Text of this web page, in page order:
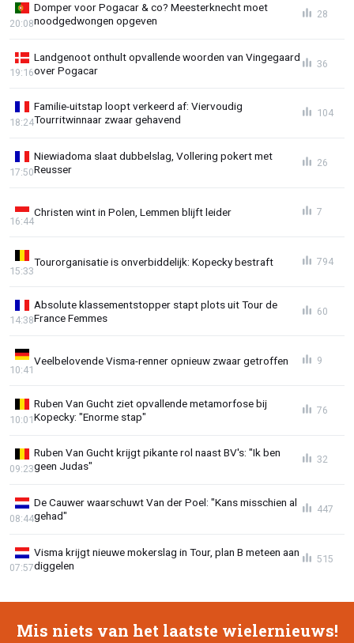
Domper voor Pogacar & co? Meesterknecht moet
noodgedwongen opgeven
20:08
28
Landgenoot onthult opvallende woorden van Vingegaard
over Pogacar
19:16
36
Familie-uitstap loopt verkeerd af: Viervoudig
Tourritwinnaar zwaar gehavend
18:24
104
Niewiadoma slaat dubbelslag, Vollering pokert met
Reusser
17:50
26
Christen wint in Polen, Lemmen blijft leider
16:44
7
Tourorganisatie is onverbiddelijk: Kopecky bestraft
15:33
794
Absolute klassementstopper stapt plots uit Tour de
France Femmes
14:38
60
Veelbelovende Visma-renner opnieuw zwaar getroffen
10:41
9
Ruben Van Gucht ziet opvallende metamorfose bij
Kopecky: "Enorme stap"
10:01
76
Ruben Van Gucht krijgt pikante rol naast BV's: "Ik ben
geen Judas"
09:23
32
De Cauwer waarschuwt Van der Poel: "Kans misschien al
gehad"
08:44
447
Visma krijgt nieuwe mokerslag in Tour, plan B meteen aan
diggelen
07:57
515
Mis niets van het laatste wielernieuws!